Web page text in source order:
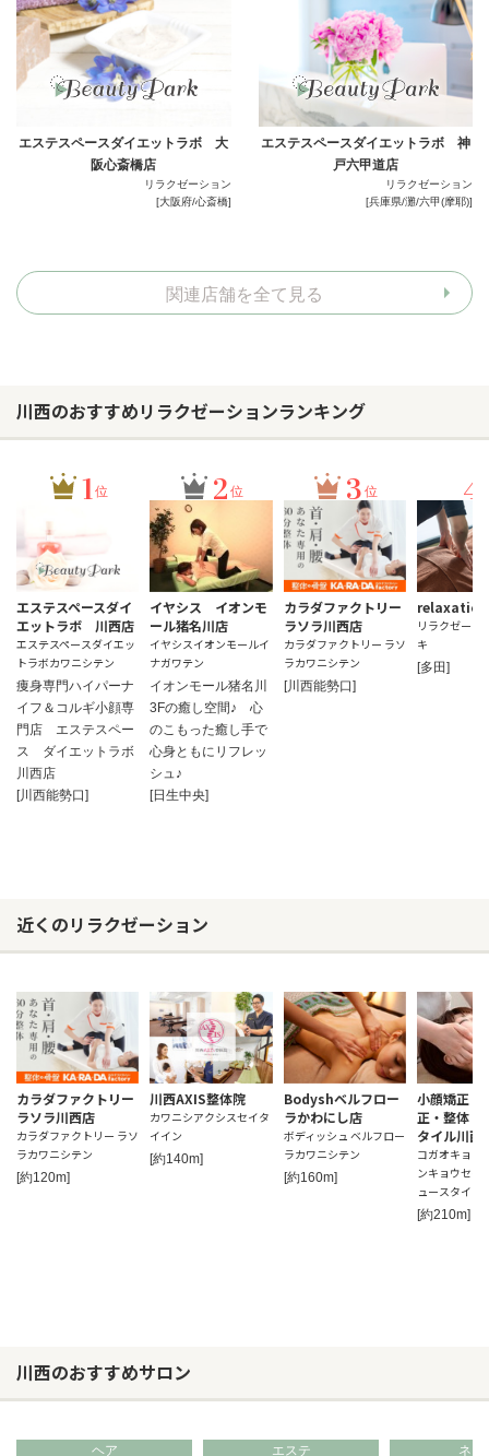
エステスペースダイエットラボ 大
阪心斎橋店
リラクゼーション
[大阪府/心斎橋]
エステスペースダイエットラボ 神
戸六甲道店
リラクゼーション
[兵庫県/灘/六甲(摩耶)]
関連店舗を全て見る
川西のおすすめリラクゼーションランキング
1位
エステスペースダイ
エットラボ 川西店
エステスペースダイエッ
トラボカワニシテン
痩身専門ハイパーナ
イフ＆コルギ小顔専
門店 エステスペー
ス ダイエットラボ
川西店
[川西能勢口]
2 位
イヤシス イオンモ
ール猪名川店
イヤシスイオンモールイ
ナガワテン
イオンモール猪名川
3Fの癒し空間♪ 心
のこもった癒し手で
心身ともにリフレッ
シュ♪
[日生中央]
3 位
カラダファクトリー
ラソラ川西店
カラダファクトリー ラソ
ラカワニシテン
[川西能勢口]
4
relaxation
リラクゼーシ
キ
[多田]
近くのリラクゼーション
カラダファクトリー
ラソラ川西店
カラダファクトリー ラソ
ラカワニシテン
[約120m]
川西AXIS整体院
カワニシアクシスセイタ
イイン
[約140m]
Bodyshベルフロー
ラかわにし店
ボディッシュ ベルフロー
ラカワニシテン
[約160m]
小顔矯正・
正・整体
タイル川西
コガオキョウ
ンキョウセイ
ュースタイル
[約210m]
川西のおすすめサロン
ヘア エステ ネイ